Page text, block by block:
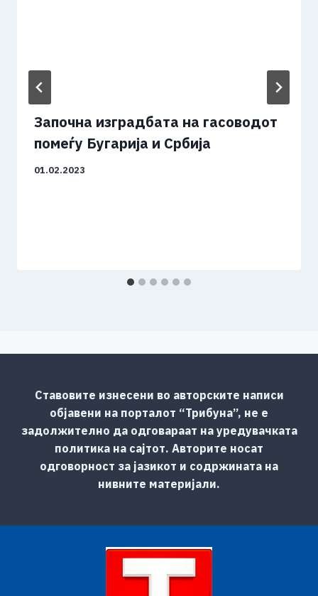
Започна изградбата на гасоводот
помеѓу Бугарија и Србија
01.02.2023
Ставовите изнесени во авторските написи
објавени на порталот “Трибуна”, не е
задолжително да одговараат на уредувачката
политика на сајтот. Авторите носат
одговорност за јазикот и содржината на
нивните материјали.